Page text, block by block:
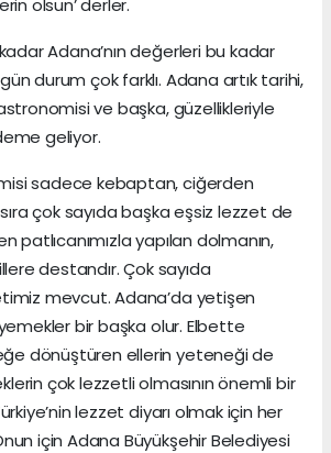
Adana’nın değerleri bu kadar
durum çok farklı. Adana artık tarihi,
ve başka, güzellikleriyle
geliyor.
sadece kebaptan, ciğerden
çok sayıda başka eşsiz lezzet de
patlıcanımızla yapılan dolmanın,
destandır. Çok sayıda
mevcut. Adana’da yetişen
bir başka olur. Elbette
dönüştüren ellerin yeteneği de
çok lezzetli olmasının önemli bir
lezzet diyarı olmak için her
için Adana Büyükşehir Belediyesi